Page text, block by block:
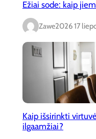
Ežiai sode: kaip
Zawe2026 17
Kaip išsirinkti
ilgaamžiai?